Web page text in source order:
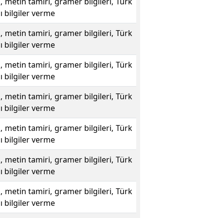
bilgiler verme
metin tamiri, gramer bilgileri, Türk
bilgiler verme
metin tamiri, gramer bilgileri, Türk
bilgiler verme
metin tamiri, gramer bilgileri, Türk
bilgiler verme
metin tamiri, gramer bilgileri, Türk
bilgiler verme
metin tamiri, gramer bilgileri, Türk
bilgiler verme
metin tamiri, gramer bilgileri, Türk
bilgiler verme